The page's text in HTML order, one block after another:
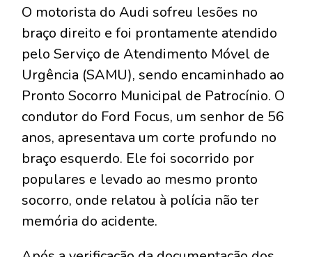
O motorista do Audi sofreu lesões no
braço direito e foi prontamente atendido
pelo Serviço de Atendimento Móvel de
Urgência (SAMU), sendo encaminhado ao
Pronto Socorro Municipal de Patrocínio. O
condutor do Ford Focus, um senhor de 56
anos, apresentava um corte profundo no
braço esquerdo. Ele foi socorrido por
populares e levado ao mesmo pronto
socorro, onde relatou à polícia não ter
memória do acidente.